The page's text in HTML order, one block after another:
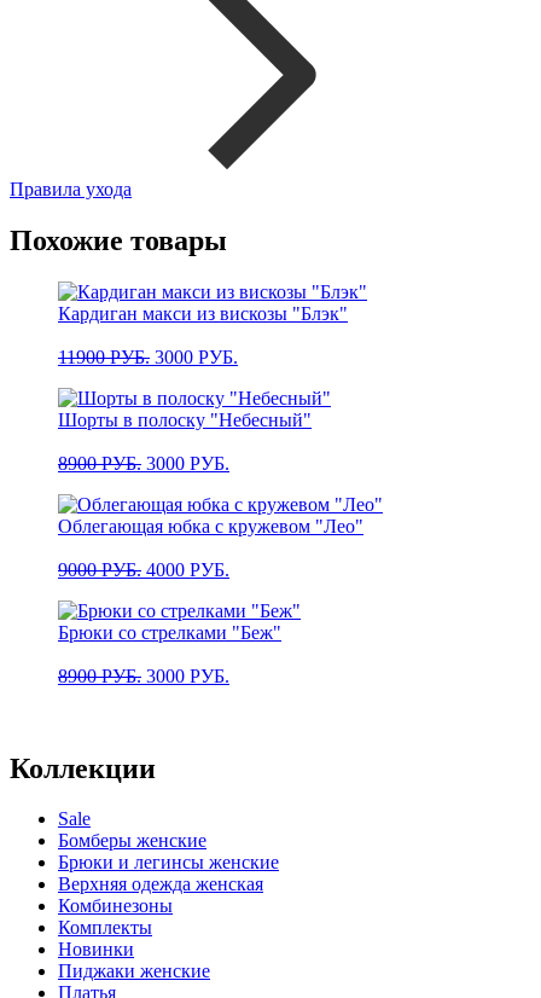
Правила ухода
Похожие товары
Кардиган макси из вискозы "Блэк"
11900РУБ. Первоначальная
составляла
11900 РУБ..
3000 РУБ.
3000 РУБ..
Шорты в полоску "Небесный"
8900РУБ. Первоначальная
составляла
8900 РУБ..
3000 РУБ.
3000 РУБ..
Облегающая юбка с кружевом "Лео"
9000РУБ. Первоначальная
составляла
9000 РУБ..
4000 РУБ.
4000 РУБ..
Брюки со стрелками "Беж"
8900РУБ. Первоначальная
3000 РУБ.
Коллекции
Sale
Бомберы женские
Брюки и легинсы женские
Верхняя одежда женская
Комбинезоны
Комплекты
Новинки
Пиджаки женские
Платья